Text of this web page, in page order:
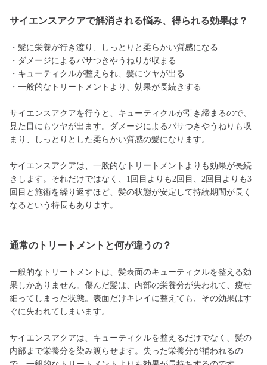
サイエンスアクアで解消される悩み、得られる効果は？
・髪に栄養が行き渡り、しっとりと柔らかい質感になる
・ダメージによるパサつきやうねりが収まる
・キューティクルが整えられ、髪にツヤが出る
・一般的なトリートメントより、効果が長続きする
サイエンスアクアを行うと、キューティクルが引き締まるので、
見た目にもツヤが出ます。ダメージによるパサつきやうねりも収
まり、しっとりとした柔らかい質感の髪になります。
サイエンスアクアは、一般的なトリートメントよりも効果が長続
きします。それだけではなく、1回目よりも2回目、2回目よりも3
回目と施術を繰り返すほど、髪の状態が安定して持続期間が長く
なるという特長もあります。
通常のトリートメントと何が違うの？
一般的なトリートメントは、髪表面のキューティクルを整える効
果しかありません。傷んだ髪は、内部の栄養分が失われて、痩せ
細ってしまった状態。表面だけキレイに整えても、その効果はす
ぐに失われてしまいます。
サイエンスアクアは、キューティクルを整えるだけでなく、髪の
内部まで栄養分を染み渡らせます。失った栄養分が補われるの